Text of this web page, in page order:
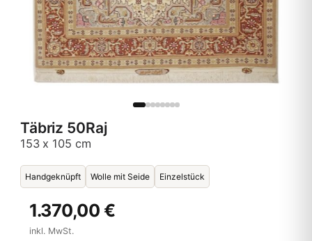
Täbriz 50Raj
153 x 105 cm
Handgeknüpft Wolle mit Seide Einzelstück
1.370,00 €
inkl. MwSt.